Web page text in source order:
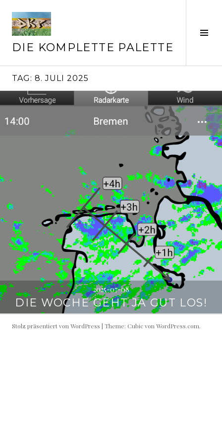
zum
Inhalt
DIE KOMPLETTE PALETTE
TAG: 8. JULI 2025
2025-07-08
DIE WOCHE GEHT JA GUT LOS!
Stolz präsentiert von WordPress | Theme: Cubic von WordPress.com.